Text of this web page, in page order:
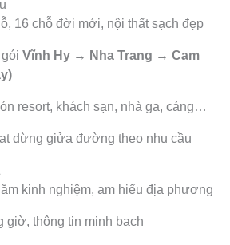
16 chỗ đời mới, nội thất sạch đẹp
Vĩnh Hy → Nha Trang → Cam
resort, khách sạn, nhà ga, cảng…
dừng giửa đường theo nhu cầu
kinh nghiệm, am hiểu địa phương
giờ, thông tin minh bạch